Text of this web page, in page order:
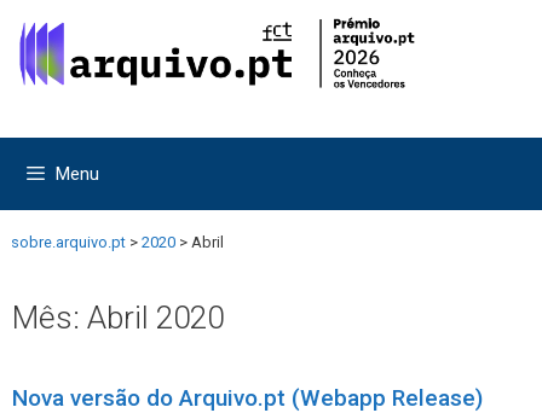
para
para
Menu
sobre.arquivo.pt > 2020 > Abril
Mês: Abril 2020
Nova versão do Arquivo.pt (Webapp Release)